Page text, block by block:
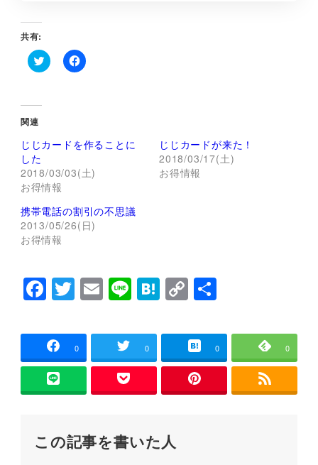
共有:
ク
し
て
T
i
t
t
e
r
で
有
(
新
し
い
ン
ド
ウ
で
F
で
す
ク
リ
ッ
だ
さ
い
(
ィ
ン
ド
開
)
関連
じじカードを作ることに
した
2018/03/03(土)
お得情報
じじカードが来た！
2018/03/17(土)
お得情報
携帯電話の割引の不思議
2013/05/26(日)
お得情報
F
a
c
e
b
o
k
T
wi
tt
er
E
m
ai
l
Li
n
e
H
at
e
n
C
o
p
y
Li
n
共
0 0 0 0
この記事を書いた人